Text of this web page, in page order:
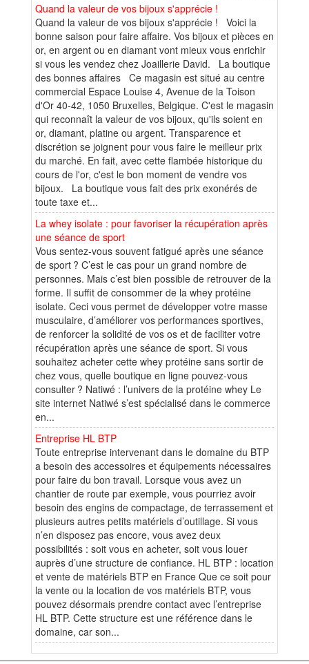
Quand la valeur de vos bijoux s'apprécie !
Quand la valeur de vos bijoux s'apprécie ! Voici la
bonne saison pour faire affaire. Vos bijoux et pièces en
or, en argent ou en diamant vont mieux vous enrichir
si vous les vendez chez Joaillerie David. La boutique
des bonnes affaires Ce magasin est situé au centre
commercial Espace Louise 4, Avenue de la Toison
d'Or 40-42, 1050 Bruxelles, Belgique. C'est le magasin
qui reconnaît la valeur de vos bijoux, qu'ils soient en
or, diamant, platine ou argent. Transparence et
discrétion se joignent pour vous faire le meilleur prix
du marché. En fait, avec cette flambée historique du
cours de l'or, c'est le bon moment de vendre vos
bijoux. La boutique vous fait des prix exonérés de
toute taxe et...
La whey isolate : pour favoriser la récupération après
une séance de sport
Vous sentez-vous souvent fatigué après une séance
de sport ? C’est le cas pour un grand nombre de
personnes. Mais c’est bien possible de retrouver de la
forme. Il suffit de consommer de la whey protéine
isolate. Ceci vous permet de développer votre masse
musculaire, d’améliorer vos performances sportives,
de renforcer la solidité de vos os et de faciliter votre
récupération après une séance de sport. Si vous
souhaitez acheter cette whey protéine sans sortir de
chez vous, quelle boutique en ligne pouvez-vous
consulter ? Natiwé : l’univers de la protéine whey Le
site internet Natiwé s’est spécialisé dans le commerce
en...
Entreprise HL BTP
Toute entreprise intervenant dans le domaine du BTP
a besoin des accessoires et équipements nécessaires
pour faire du bon travail. Lorsque vous avez un
chantier de route par exemple, vous pourriez avoir
besoin des engins de compactage, de terrassement et
plusieurs autres petits matériels d’outillage. Si vous
n’en disposez pas encore, vous avez deux
possibilités : soit vous en acheter, soit vous louer
auprès d’une structure de confiance. HL BTP : location
et vente de matériels BTP en France Que ce soit pour
la vente ou la location de vos matériels BTP, vous
pouvez désormais prendre contact avec l’entreprise
HL BTP. Cette structure est une référence dans le
domaine, car son...